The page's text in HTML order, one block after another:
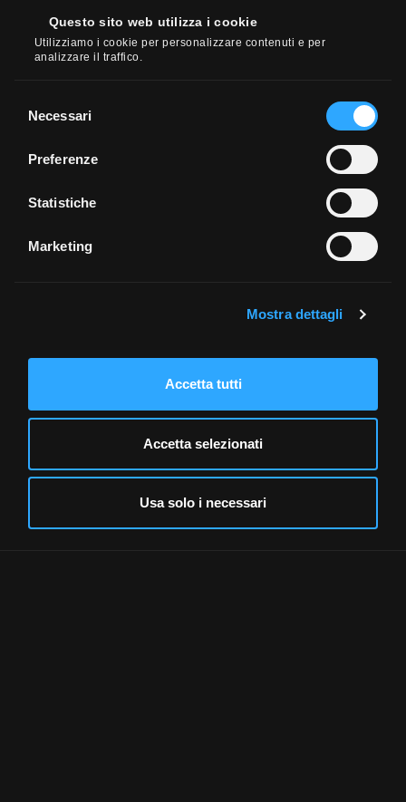
Questo sito web utilizza i cookie
Utilizziamo i cookie per personalizzare contenuti e per
analizzare il traffico.
del
Necessari
Preferenze
Statistiche
Marketing
Mostra dettagli
Accetta tutti
Accetta selezionati
Usa solo i necessari
PRODUCTOS Y MERCADOS
12%
GESTIÓN FISCAL 10%
FACILIDAD DE USO 8%
TRADING DESDE EL MÓVIL 6%
SERVICIOS BANCARIOS